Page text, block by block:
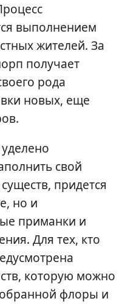
выполнением
жителей. За
получает
рода
новых, еще
свой
придется
но и
приманки и
Для тех, кто
которую можно
флоры и